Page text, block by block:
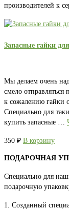
производителей к
Запасные гайки
Мы делаем очень
смело отправляться
к сожалению гайки
Специально для
купить запасные …
350 ₽ В корзину
ПОДАРОЧНАЯ
Специально для
подарочную
1. Созданный